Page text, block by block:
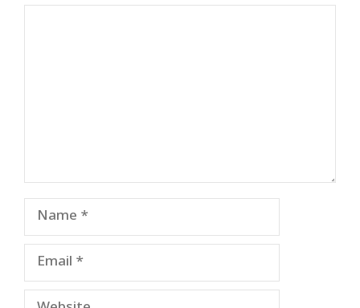
Name
Email
Website